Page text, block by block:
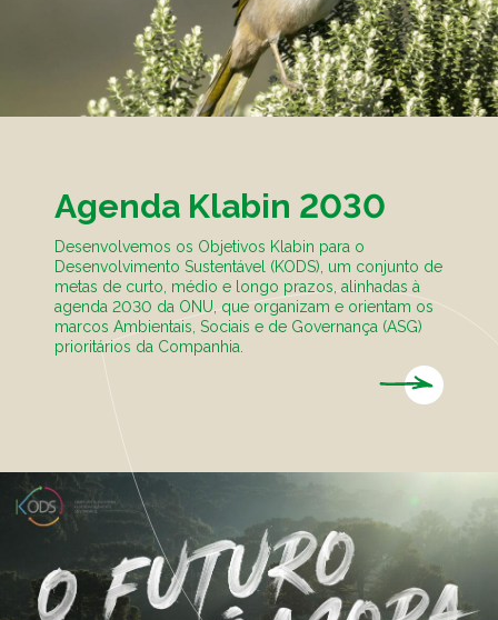
Agenda Klabin 2030
Desenvolvemos os Objetivos Klabin para o
Desenvolvimento Sustentável (KODS), um conjunto de
metas de curto, médio e longo prazos, alinhadas à
agenda 2030 da ONU, que organizam e orientam os
marcos Ambientais, Sociais e de Governança (ASG)
prioritários da Companhia.